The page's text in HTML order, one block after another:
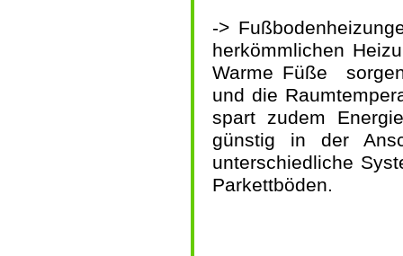
->
herkömmlichen
Warme Füße
und die
spart zudem
günstig in der
unterschiedliche
Parkettböden.